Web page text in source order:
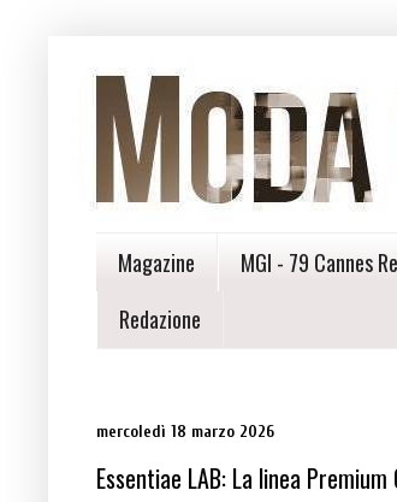
Magazine MGI - 79 Cannes
Redazione
mercoledì 18 marzo 2026
Essentiae LAB: La linea